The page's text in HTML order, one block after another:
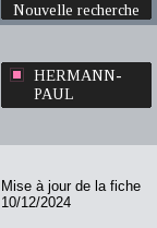
Nouvelle recherche
HERMANN-
PAUL
Mise à jour de la fiche
10/12/2024